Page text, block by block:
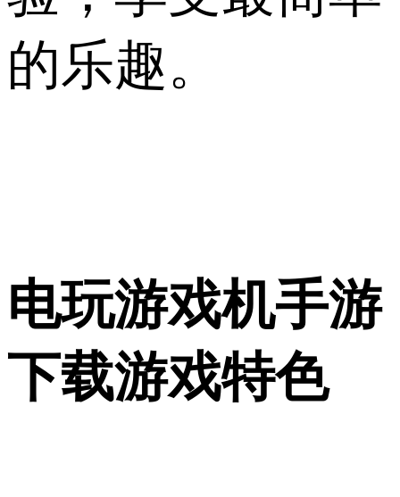
的乐趣。
电玩游戏机手游
下载游戏特色